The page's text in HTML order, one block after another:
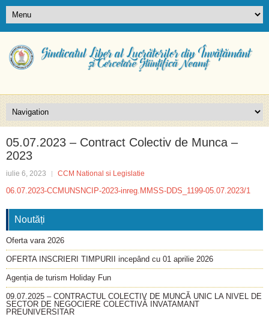
05.07.2023 – Contract Colectiv de Munca –
2023
iulie 6, 2023 CCM National si Legislatie
06.07.2023-CCMUNSNCIP-2023-inreg.MMSS-DDS_1199-05.07.2023/1
Noutăți
Oferta vara 2026
OFERTA INSCRIERI TIMPURII incepând cu 01 aprilie 2026
Agenția de turism Holiday Fun
09.07.2025 – CONTRACTUL COLECTIV DE MUNCĂ UNIC LA NIVEL DE
SECTOR DE NEGOCIERE COLECTIVĂ INVATAMANT
PREUNIVERSITAR